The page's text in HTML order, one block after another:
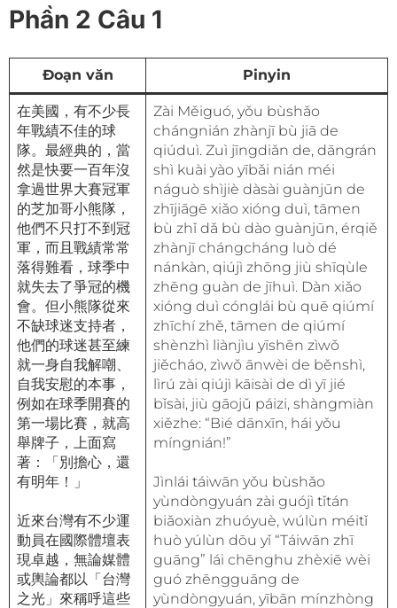
Phần 2 Câu 1
Đoạn văn Pinyin
在美國，有不少長
年戰績不佳的球
隊。最經典的，當
然是快要一百年沒
拿過世界大賽冠軍
的芝加哥小熊隊，
他們不只打不到冠
軍，而且戰績常常
落得難看，球季中
就失去了爭冠的機
會。但小熊隊從來
不缺球迷支持者，
他們的球迷甚至練
就一身自我解嘲、
自我安慰的本事，
例如在球季開賽的
第一場比賽，就高
舉牌子，上面寫
著：「別擔心，還
有明年！」
近來台灣有不少運
動員在國際體壇表
現卓越，無論媒體
或輿論都以「台灣
之光」來稱呼這些
Zài Měiguó, yǒu bùshǎo
chángnián zhànjī bù jiā de
qiúduì. Zuì jīngdiǎn de, dāngrán
shì kuài yào yībǎi nián méi
náguò shìjiè dàsài guànjūn de
zhījiāgē xiǎo xióng duì, tāmen
bù zhǐ dǎ bù dào guànjūn, érqiě
zhànjī chángcháng luò dé
nánkàn, qiújì zhōng jiù shīqùle
zhēng guàn de jīhuì. Dàn xiǎo
xióng duì cónglái bù quē qiúmí
zhīchí zhě, tāmen de qiúmí
shènzhì liànjìu yīshēn zìwǒ
jiěcháo, zìwǒ ānwèi de běnshì,
lìrú zài qiújì kāisài de dì yī jié
bǐsài, jiù gāojǔ páizi, shàngmiàn
xiězhe: “Bié dānxīn, hái yǒu
míngnián!”
Jìnlái táiwān yǒu bùshǎo
yùndòngyuán zài guójì tǐtán
biǎoxiàn zhuóyuè, wúlùn méitǐ
huò yúlùn dōu yǐ “Táiwān zhī
guāng” lái chēnghu zhèxiē wèi
guó zhēngguāng de
yùndòngyuán, yībān mínzhòng